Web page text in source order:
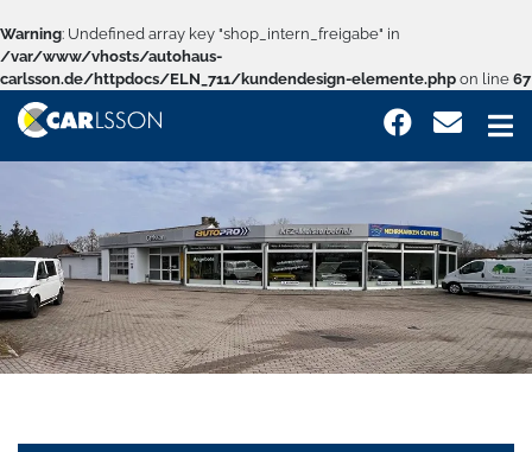
Warning: Undefined array key "shop_intern_freigabe" in
/var/www/vhosts/autohaus-
carlsson.de/httpdocs/ELN_711/kundendesign-elemente.php on line 67